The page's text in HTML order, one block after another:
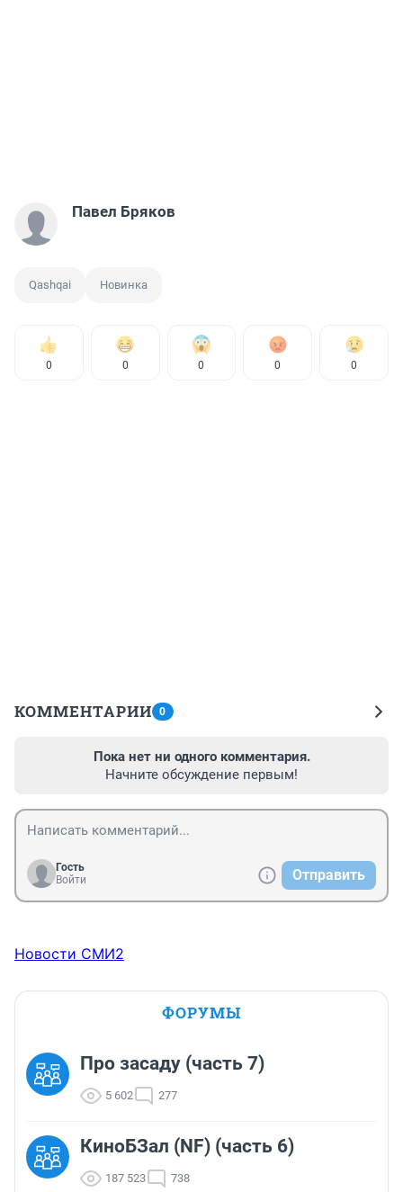
Павел Бряков
Qashqai Новинка
0 0 0 0 0
КОММЕНТАРИИ 0
Пока нет ни одного комментария.
Начните обсуждение первым!
Гость
Войти
Отправить
Новости СМИ2
ФОРУМЫ
Про засаду (часть 7)
5 602 277
КиноБЗал (NF) (часть 6)
187 523 738